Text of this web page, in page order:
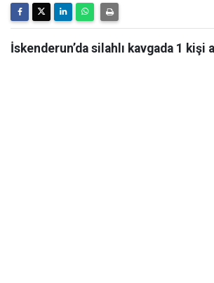
İskenderun’da silahlı kavgada 1 kişi